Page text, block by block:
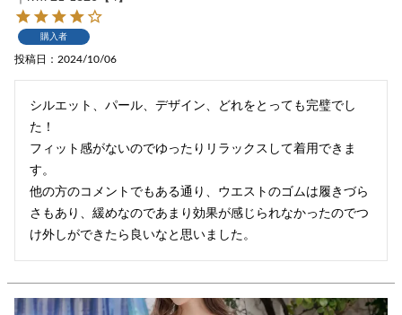
購入者
投稿日 2024/10/06
シルエット、パール、デザイン、どれをとっても完璧でし
た！
フィット感がないのでゆったりリラックスして着用できま
す。
他の方のコメントでもある通り、ウエストのゴムは履きづら
さもあり、緩めなのであまり効果が感じられなかったのでつ
け外しができたら良いなと思いました。